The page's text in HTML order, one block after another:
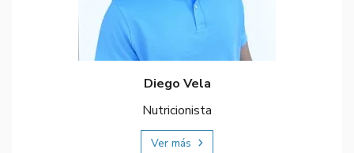
Diego Vela
Nutricionista
Ver más